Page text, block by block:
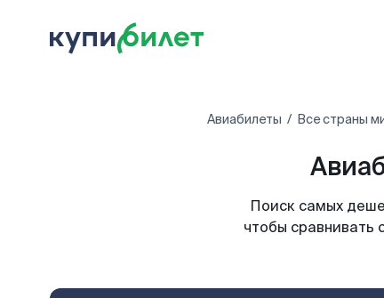
Авиабилеты Все страны
Поиск самых
чтобы сравнивать